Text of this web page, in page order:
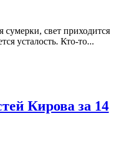
сумерки, свет приходится
усталость. Кто-то...
Кирова за 14